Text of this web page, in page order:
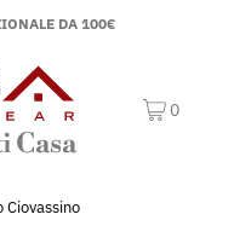
DA 100€
0
Ciovassino